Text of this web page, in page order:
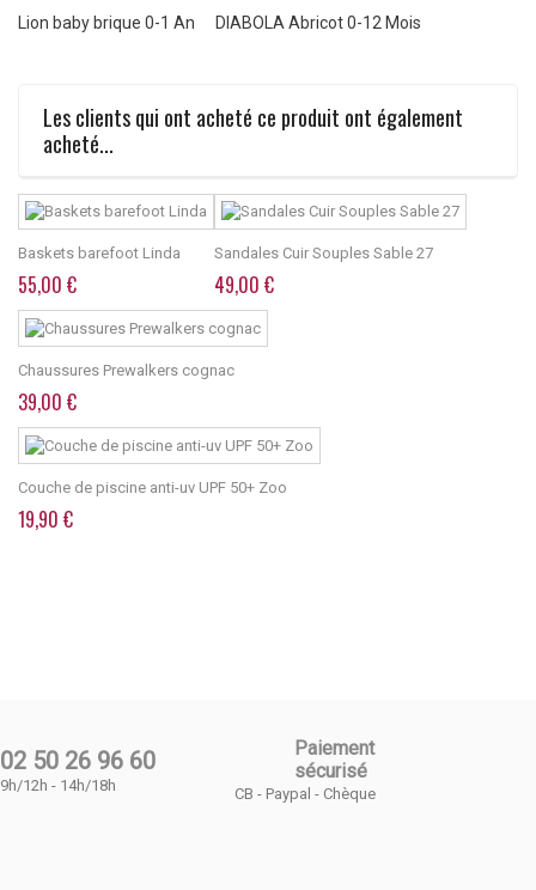
Lion baby brique 0-1 An DIABOLA Abricot 0-12 Mois
Les clients qui ont acheté ce produit ont également
acheté...
Baskets barefoot Linda
55,00 €
Sandales Cuir Souples Sable 27
49,00 €
Chaussures Prewalkers cognac
39,00 €
Couche de piscine anti-uv UPF 50+ Zoo
19,90 €
02 50 26 96 60
9h/12h - 14h/18h
Paiement
sécurisé
CB - Paypal - Chèque